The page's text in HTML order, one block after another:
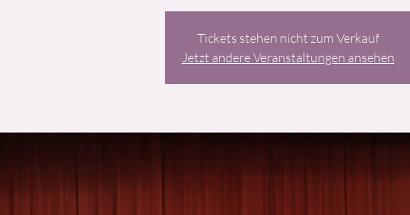
Tickets stehen nicht zum Verkauf
Jetzt andere Veranstaltungen ansehen